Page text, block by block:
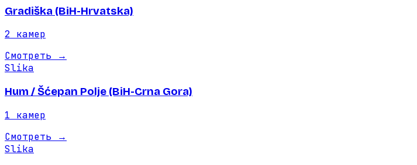
Gradiška (BiH-Hrvatska)
2
камер
Смотреть →
Slika
Hum / Šćepan Polje (BiH-Crna Gora)
1
камер
Смотреть →
Slika